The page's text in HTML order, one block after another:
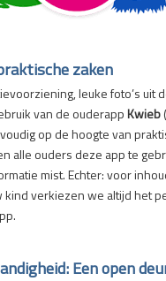
zaken
leuke foto’s uit
van de ouderappKwieb
op de hoogte van
alle ouders deze app te
mist. Echter: voor
kind verkiezen we altijd het
Een open